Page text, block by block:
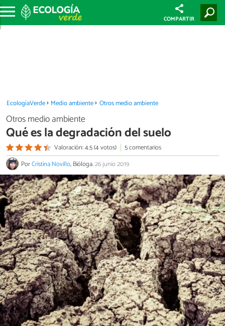
COMPARTIR
EcologíaVerde Medio ambiente Otros medio ambiente
Otros medio ambiente
Qué es la degradación del suelo
Valoración: 4.5 (4 votos)
5 comentarios
PorCristina Novillo, Bióloga.26 junio 2019